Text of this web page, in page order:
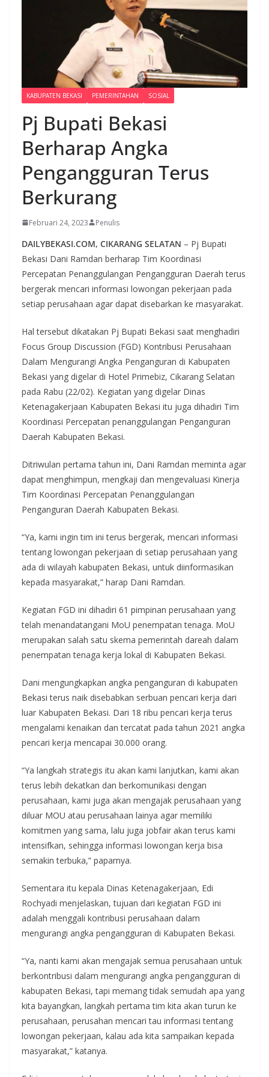
KABUPATEN BEKASI PEMERINTAHAN SOSIAL
Pj Bupati Bekasi
Berharap Angka
Pengangguran Terus
Berkurang
Februari 24, 2023 Penulis
DAILYBEKASI.COM, CIKARANG SELATAN – Pj Bupati
Bekasi Dani Ramdan berharap Tim Koordinasi
Percepatan Penanggulangan Pengangguran Daerah terus
bergerak mencari informasi lowongan pekerjaan pada
setiap perusahaan agar dapat disebarkan ke masyarakat.
Hal tersebut dikatakan Pj Bupati Bekasi saat menghadiri
Focus Group Discussion (FGD) Kontribusi Perusahaan
Dalam Mengurangi Angka Penganguran di Kabupaten
Bekasi yang digelar di Hotel Primebiz, Cikarang Selatan
pada Rabu (22/02). Kegiatan yang digelar Dinas
Ketenagakerjaan Kabupaten Bekasi itu juga dihadiri Tim
Koordinasi Percepatan penanggulangan Penganguran
Daerah Kabupaten Bekasi.
Ditriwulan pertama tahun ini, Dani Ramdan meminta agar
dapat menghimpun, mengkaji dan mengevaluasi Kinerja
Tim Koordinasi Percepatan Penanggulangan
Penganguran Daerah Kabupaten Bekasi.
“Ya, kami ingin tim ini terus bergerak, mencari informasi
tentang lowongan pekerjaan di setiap perusahaan yang
ada di wilayah kabupaten Bekasi, untuk diinformasikan
kepada masyarakat,” harap Dani Ramdan.
Kegiatan FGD ini dihadiri 61 pimpinan perusahaan yang
telah menandatangani MoU penempatan tenaga. MoU
merupakan salah satu skema pemerintah dareah dalam
penempatan tenaga kerja lokal di Kabupaten Bekasi.
Dani mengungkapkan angka penganguran di kabupaten
Bekasi terus naik disebabkan serbuan pencari kerja dari
luar Kabupaten Bekasi. Dari 18 ribu pencari kerja terus
mengalami kenaikan dan tercatat pada tahun 2021 angka
pencari kerja mencapai 30.000 orang.
“Ya langkah strategis itu akan kami lanjutkan, kami akan
terus lebih dekatkan dan berkomunikasi dengan
perusahaan, kami juga akan mengajak perusahaan yang
diluar MOU atau perusahaan lainya agar memiliki
komitmen yang sama, lalu juga jobfair akan terus kami
intensifkan, sehingga informasi lowongan kerja bisa
semakin terbuka,” paparnya.
Sementara itu kepala Dinas Ketenagakerjaan, Edi
Rochyadi menjelaskan, tujuan dari kegiatan FGD ini
adalah menggali kontribusi perusahaan dalam
mengurangi angka pengangguran di Kabupaten Bekasi.
“Ya, nanti kami akan mengajak semua perusahaan untuk
berkontribusi dalam mengurangi angka pengangguran di
kabupaten Bekasi, tapi memang tidak semudah apa yang
kita bayangkan, langkah pertama tim kita akan turun ke
perusahaan, perusahan mencari tau informasi tentang
lowongan pekerjaan, kalau ada kita sampaikan kepada
masyarakat,” katanya.